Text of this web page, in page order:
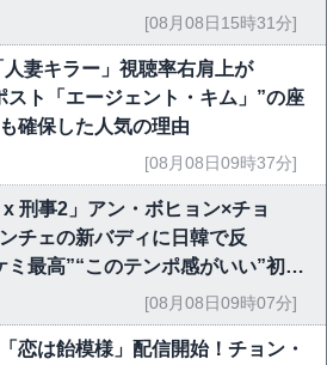
[08月08日15時31分]
人妻キラー」視聴率右肩上が
スト「エージェント・キム」”の座
確保した人気の理由
[08月08日09時37分]
x 刑事2」アン・ボヒョン×チョ
チェの新バディに日韓で反
ミ最高”“このテンポ感がいい”初回
[08月08日09時07分]
恋は飴模様」配信開始！チョン・